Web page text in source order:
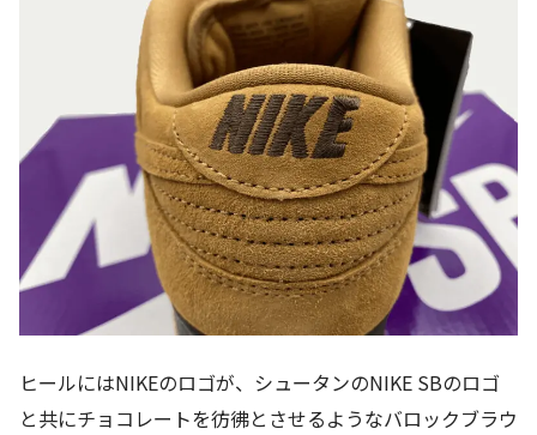
ヒールにはNIKEのロゴが、シュータンのNIKE SBのロゴ
と共にチョコレートを彷彿とさせるようなバロックブラウ